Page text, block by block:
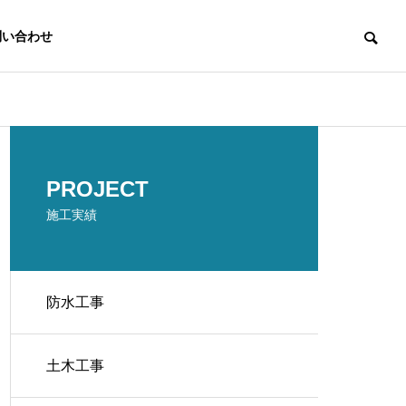
合わせ
補修
沿革
PROJECT
施工実績
防水工事
土木工事